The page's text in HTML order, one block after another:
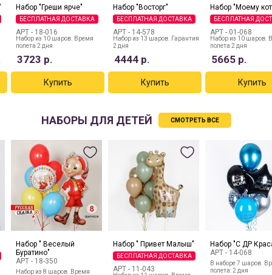
Набор "Греши ярче"
БЕСПЛАТНАЯ ДОСТАВКА
АРТ - 18-016
Набор из 10 шаров. Время
полета 2 дня
3723 р.
Набор "Восторг"
БЕСПЛАТНАЯ ДОСТАВКА
АРТ - 14-578
Набор из 13 шаров. Гарантия
2 дня
4444 р.
​Набор "Моему
БЕСПЛАТНАЯ
АРТ - 01-068
Набор из 10 шаров.
полета 2 дня
5665 р.
НАБОРЫ ДЛЯ ДЕТЕЙ СМОТРЕТЬ ВСЕ
Набор " Веселый
Буратино"
АРТ - 18-350
Набор из 8 шаров. Время
Набор " Привет Малыш"
БЕСПЛАТНАЯ ДОСТАВКА
АРТ - 11-043
Набор "С ДР
АРТ - 14-068
В наборе 7 шаров.
полета: 2 дня